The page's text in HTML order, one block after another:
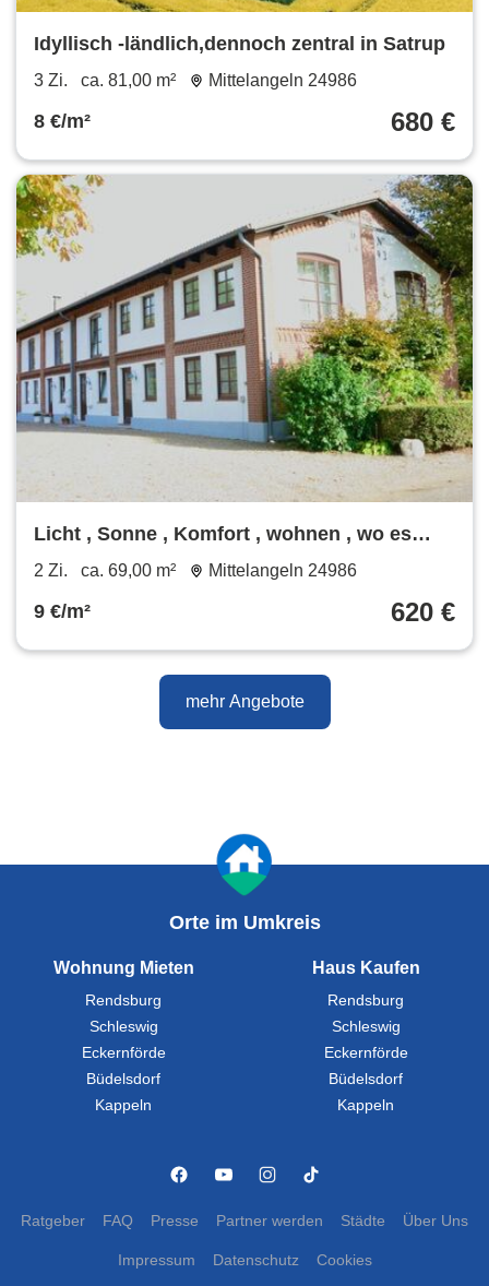
Idyllisch -ländlich,dennoch zentral in Satrup
3 Zi. ca. 81,00 m² Mittelangeln 24986
8 €/m² 680 €
Licht , Sonne , Komfort , wohnen , wo es
Spaß macht!
2 Zi. ca. 69,00 m² Mittelangeln 24986
9 €/m² 620 €
mehr Angebote
Orte im Umkreis
Wohnung Mieten
Rendsburg
Schleswig
Eckernförde
Büdelsdorf
Kappeln
Haus Kaufen
Rendsburg
Schleswig
Eckernförde
Büdelsdorf
Kappeln
Ratgeber FAQ Presse Partner werden Städte Über Uns
Impressum Datenschutz Cookies